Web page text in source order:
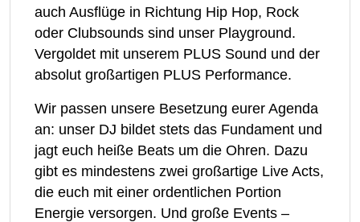
auch Ausflüge in Richtung Hip Hop, Rock
oder Clubsounds sind unser Playground.
Vergoldet mit unserem PLUS Sound und der
absolut großartigen PLUS Performance.
Wir passen unsere Besetzung eurer Agenda
an: unser DJ bildet stets das Fundament und
jagt euch heiße Beats um die Ohren. Dazu
gibt es mindestens zwei großartige Live Acts,
die euch mit einer ordentlichen Portion
Energie versorgen. Und große Events –